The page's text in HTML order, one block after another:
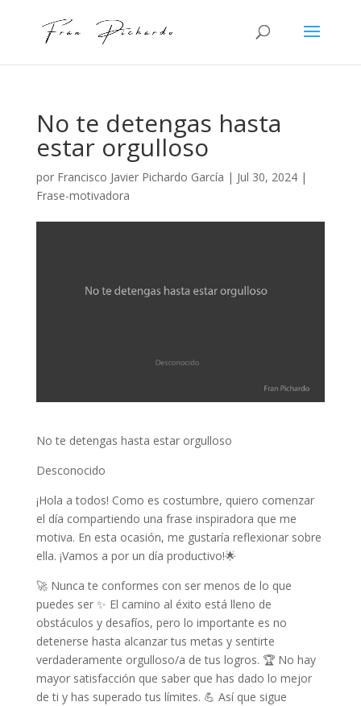
No te detengas hasta
estar orgulloso
por Francisco Javier Pichardo García | Jul 30, 2024|
Frase-motivadora
No te detengas hasta estar orgulloso
Desconocido
¡Hola a todos! Como es costumbre, quiero comenzar
el día compartiendo una frase inspiradora que me
motiva. En esta ocasión, me gustaría reflexionar sobre
ella. ¡Vamos a por un día productivo!🌟
🚀 Nunca te conformes con ser menos de lo que
puedes ser ✨ El camino al éxito está lleno de
obstáculos y desafíos, pero lo importante es no
detenerse hasta alcanzar tus metas y sentirte
verdaderamente orgulloso/a de tus logros. 🏆 No hay
mayor satisfacción que saber que has dado lo mejor
de ti y has superado tus límites. 💪 Así que sigue